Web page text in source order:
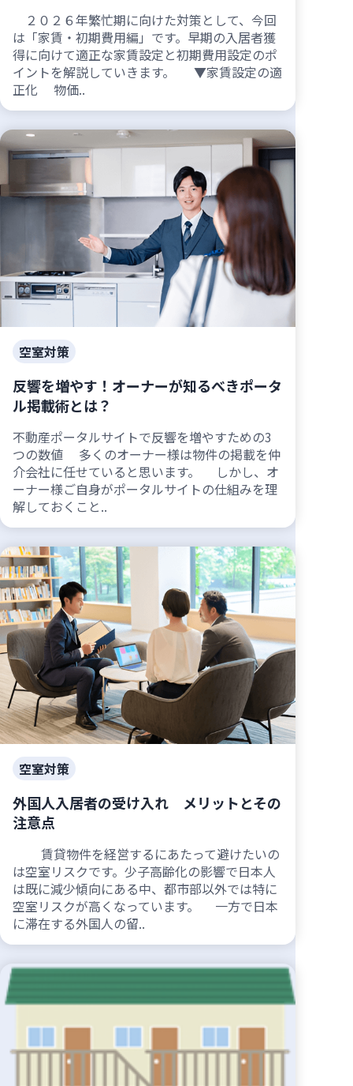
２０２６年繁忙期に向けた対策として、今回
は「家賃・初期費用編」です。早期の入居者獲
得に向けて適正な家賃設定と初期費用設定のポ
イントを解説していきます。 ▼家賃設定の適
正化 物価..
空室対策
反響を増やす！オーナーが知るべきポータ
ル掲載術とは？
不動産ポータルサイトで反響を増やすための3
つの数値 多くのオーナー様は物件の掲載を仲
介会社に任せていると思います。 しかし、オ
ーナー様ご自身がポータルサイトの仕組みを理
解しておくこと..
空室対策
外国人入居者の受け入れ メリットとその
注意点
賃貸物件を経営するにあたって避けたいの
は空室リスクです。少子高齢化の影響で日本人
は既に減少傾向にある中、都市部以外では特に
空室リスクが高くなっています。 一方で日本
に滞在する外国人の留..